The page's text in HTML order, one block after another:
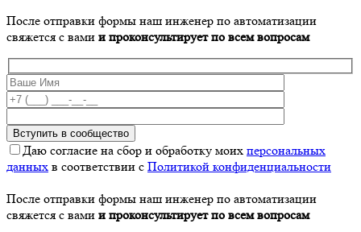
После отправки формы наш инженер по автоматизации
свяжется с вами и проконсультирует по всем вопросам
Даю согласие на сбор и обработку моих персональных
данных в соответствии с Политикой конфиденциальности
После отправки формы наш инженер по автоматизации
свяжется с вами и проконсультирует по всем вопросам